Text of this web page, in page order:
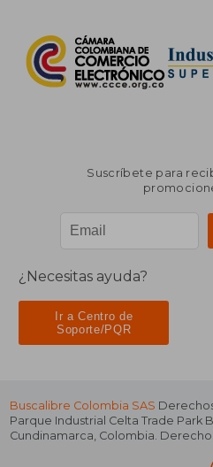
Suscríbete para
¿Necesitas ayuda?
Ir a Centro de
Soporte/PQR
Buscalibre Colombia SAS
Parque Industrial Celta Trade Park
Cundinamarca Colombia .